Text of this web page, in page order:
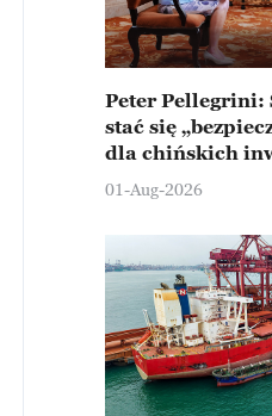
Peter Pellegrini:
stać się
dla chińskich
Europejskiej
01-Aug-2026